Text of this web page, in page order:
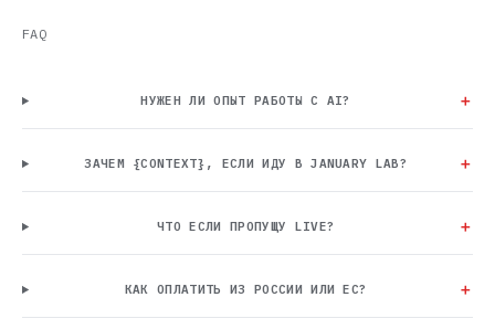
FAQ
НУЖЕН ЛИ ОПЫТ РАБОТЫ С AI?
ЗАЧЕМ {CONTEXT}, ЕСЛИ ИДУ В JANUARY LAB?
ЧТО ЕСЛИ ПРОПУЩУ LIVE?
КАК ОПЛАТИТЬ ИЗ РОССИИ ИЛИ ЕС?